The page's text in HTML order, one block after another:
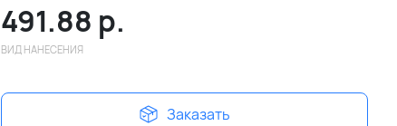
491.88 р.
ВИД НАНЕСЕНИЯ
Заказать